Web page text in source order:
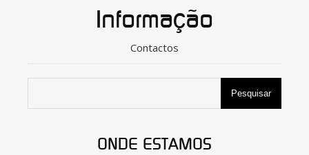
Informação
Contactos
Pesquisar
ONDE ESTAMOS